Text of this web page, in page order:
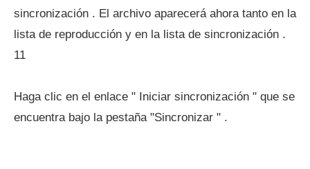
sincronización . El archivo aparecerá ahora tanto en la
lista de reproducción y en la lista de sincronización .
11
Haga clic en el enlace " Iniciar sincronización " que se
encuentra bajo la pestaña "Sincronizar " .